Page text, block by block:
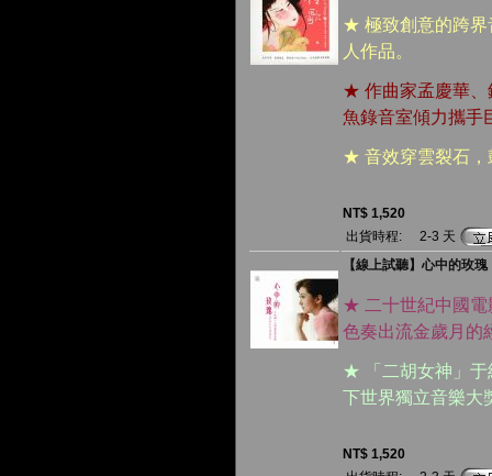
★ 極致創意的跨界
人作品。
★ 作曲家孟慶華、
魚錄音室傾力攜手
★ 音效穿雲裂石，
NT$ 1,520
出貨時程:
2-3 天
【線上試聽】心中的玫
★ 二十世紀中國電
色奏出流金歲月的
★ 「二胡女神」于
下世界獨立音樂大
NT$ 1,520